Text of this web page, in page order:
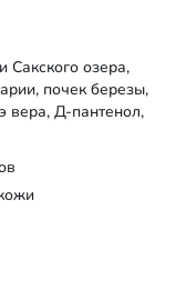
Сакского озера,
почек березы,
вера, Д-пантенол,
ксилоза, актив
Xpertmoist®
Cova B Trox ®,